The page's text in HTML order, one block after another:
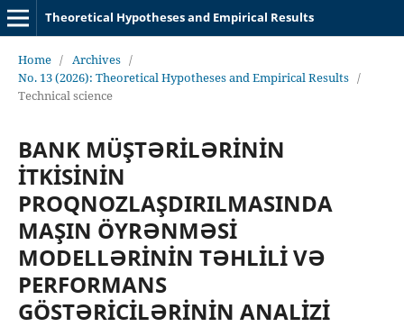
Theoretical Hypotheses and Empirical Results
Home / Archives /
No. 13 (2026): Theoretical Hypotheses and Empirical Results /
Technical science
BANK MÜŞTƏRİLƏRİNİN
İTKİSİNİN
PROQNOZLAŞDIRILMASINDA
MAŞIN ÖYRƏNMƏSİ
MODELLƏRİNİN TƏHLİLİ VƏ
PERFORMANS
GÖSTƏRİCİLƏRİNİN ANALİZİ